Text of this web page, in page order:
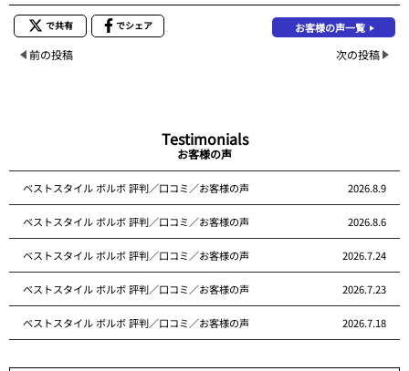
で共有 でシェア お客様の声一覧
前の投稿 次の投稿
Testimonials
お客様の声
ベストスタイル ボルボ 評判／口コミ／お客様の声 2026.8.9
ベストスタイル ボルボ 評判／口コミ／お客様の声 2026.8.6
ベストスタイル ボルボ 評判／口コミ／お客様の声 2026.7.24
ベストスタイル ボルボ 評判／口コミ／お客様の声 2026.7.23
ベストスタイル ボルボ 評判／口コミ／お客様の声 2026.7.18